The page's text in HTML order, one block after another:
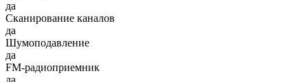
да
Сканирование каналов
да
Шумоподавление
да
FM-радиоприемник